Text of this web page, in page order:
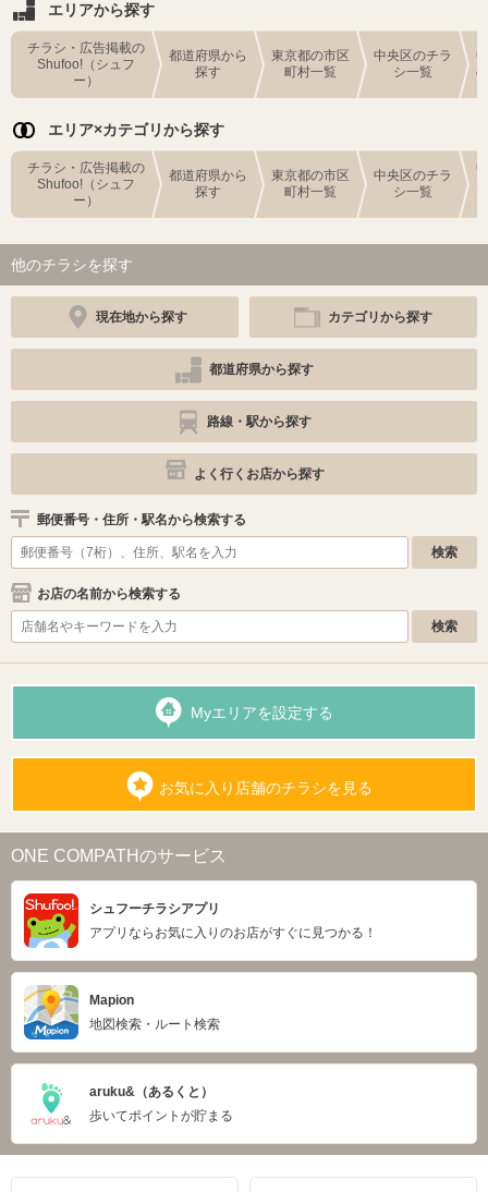
エリアから探す
チラシ・広告掲載の
Shufoo!（シュフ
ー）
都道府県から
探す
東京都の市区
町村一覧
中央区のチラ
シ一覧
エリア×カテゴリから探す
チラシ・広告掲載の
Shufoo!（シュフ
ー）
都道府県から
探す
東京都の市区
町村一覧
中央区のチラ
シ一覧
他のチラシを探す
現在地から探す カテゴリから探す
都道府県から探す
路線・駅から探す
よく行くお店から探す
郵便番号・住所・駅名から検索する
お店の名前から検索する
Myエリアを設定する
お気に入り店舗のチラシを見る
ONE COMPATHのサービス
シュフーチラシアプリ
アプリならお気に入りのお店がすぐに見つかる！
Mapion
地図検索・ルート検索
aruku&（あるくと）
歩いてポイントが貯まる